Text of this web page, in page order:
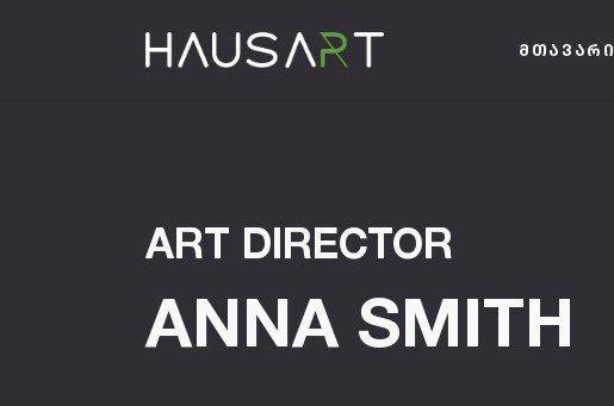
ᲛᲗᲐᲕᲐᲠᲘ
ART DIRECTOR
ANNA SMITH